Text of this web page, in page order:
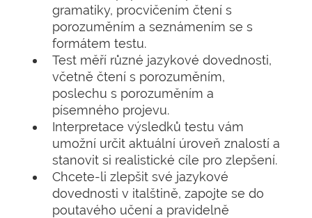
gramatiky, procvičením čtení s
porozuměním a seznámením se s
formátem testu.
Test měří různé jazykové dovednosti,
včetně čtení s porozuměním,
poslechu s porozuměním a
písemného projevu.
Interpretace výsledků testu vám
umožní určit aktuální úroveň znalostí a
stanovit si realistické cíle pro zlepšení.
Chcete-li zlepšit své jazykové
dovednosti v italštině, zapojte se do
poutavého učení a pravidelně